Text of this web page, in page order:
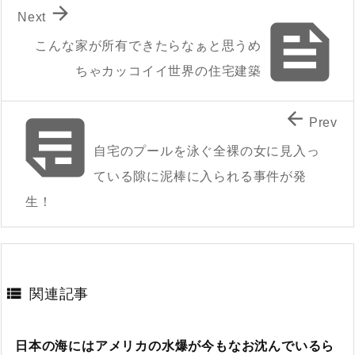

こんな家が所有できたらなぁと思うめ
ちゃカッコイイ世界の住宅建築

Next

自宅のプールを泳ぐ全裸の女に見入っ
ている隙に泥棒に入られる事件が発
生！
 Prev
 関連記事
日本の海にはアメリカの水爆が今もなお沈んでいるら